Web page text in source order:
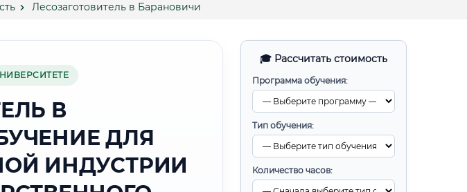
Лесозаготовитель в Барановичи
🎓 Рассчитать стоимость
Программа обучения:
Тип обучения:
Количество часов:
В
ДЛЯ
ИНДУСТРИИ